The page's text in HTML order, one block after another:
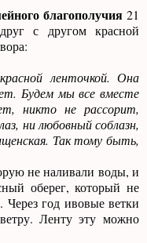
благополучия21
с другом красной
ленточкой. Она
Будем мы все вместе
никто не рассорит,
ни любовный соблазн,
Так тому быть,
не наливали воды, и
оберег, который не
Через год ивовые ветки
Ленту эту можно